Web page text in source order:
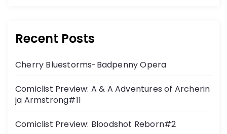
Recent Posts
Cherry Bluestorms-Badpenny Opera
Comiclist Preview: A & A Adventures of Archerin
ja Armstrong#11
Comiclist Preview: Bloodshot Reborn#2